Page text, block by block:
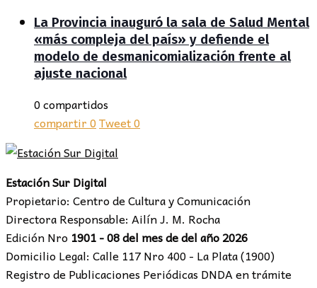
La Provincia inauguró la sala de Salud Mental
«más compleja del país» y defiende el
modelo de desmanicomialización frente al
ajuste nacional
0 compartidos
compartir0Tweet0
Estación Sur Digital
Propietario: Centro de Cultura y Comunicación
Directora Responsable: Ailín J. M. Rocha
Edición Nro 1901 - 08 del mes de del año 2026
Domicilio Legal: Calle 117 Nro 400 - La Plata (1900)
Registro de Publicaciones Periódicas DNDA en trámite